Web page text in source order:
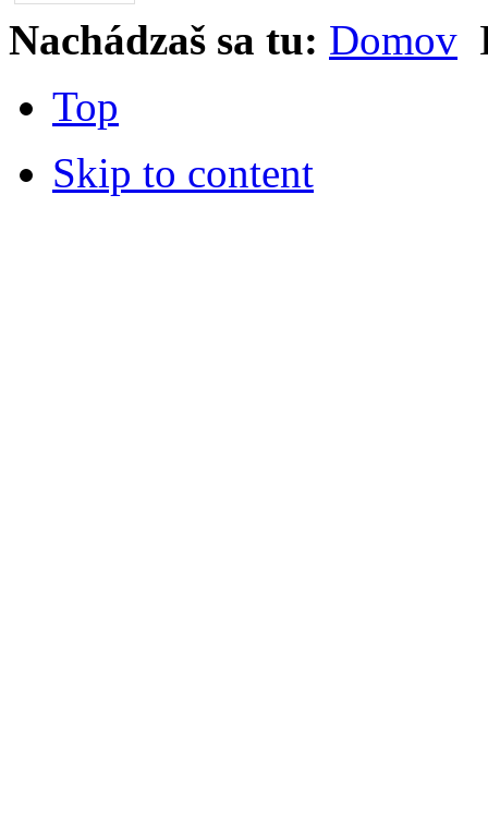
Nachádzaš sa tu: Domov
Top
Skip to content